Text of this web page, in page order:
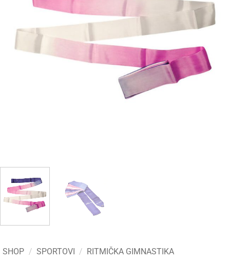
SHOP / SPORTOVI / RITMIČKA GIMNASTIKA